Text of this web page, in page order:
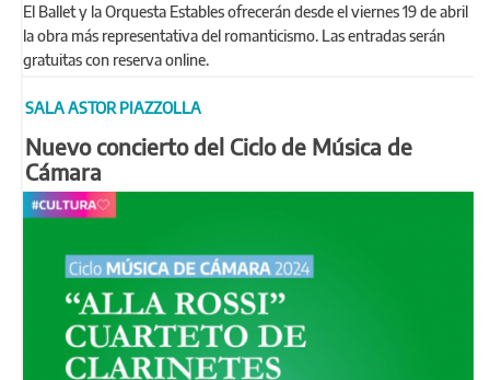
El Ballet y la Orquesta Estables ofrecerán desde el viernes 19 de abril
la obra más representativa del romanticismo. Las entradas serán
gratuitas con reserva online.
SALA ASTOR PIAZZOLLA
Nuevo concierto del Ciclo de Música de
Cámara